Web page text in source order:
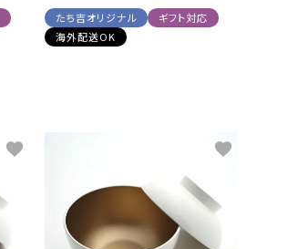
たち吉オリジナル
ギフト対応
海外配送OK